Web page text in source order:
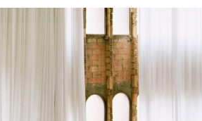
Силни жени
Насам-натам
Други